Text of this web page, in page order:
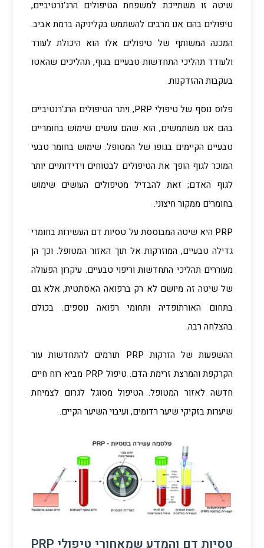
שיטה זו משתייכת למשפחת הטיפולים הרג‘נרטיביים,
טיפולים בהם אנו מרבים להשתמש בקליניקה ברמת אביב.
המכנה המשותף של טיפולים אלו הוא היכולת לעורר
ולעודד תהליכי התחדשות טבעיים בגוף, תהליכים שהאטו
בעקבות ההזדקנות.
פלוס נוסף של טיפולי PRP, ויתר הטיפולים הרג‘רנטיביים
בהם אנו משתמשים, הוא שהם עושים שימוש בחומריים
טבעיים הקיימים בגופו של המטופל. שימוש בחומר טבעי
המוכר לגוף הופך את הטיפולים לבטוחים וידידותיים יותר
לגוף האדם; זאת להבדיל מטיפולים העושים שימוש
בחומרים ממקור חיצוני.
PRP היא שיטה המבוססת על טסיות דם העשירות בחומרי
גדילה טבעיים, המוזרקות אל תוך האזור המטופל. וכך הן
מעוררים תהליכי התחדשות וריפוי טבעיים. עיקרון הפעולה
של שיטה זה מיושם לא רק ברפואה האסתטית, אלא גם
בתחום האורתופדיה ותחומי רפואה נוספים. בכולם
בהצלחה רבה.
ההשפעות של הזרקות PRP תורמים להתחדשות עור
הקרקפת והמרצת זרימת הדם. טיפול PRP מביא רוח חיים
חדשה לאזור המטופל. הטיפול מסוגל לגרום לצמיחת
שיערות בזקיקי שיער רדומים, ועיבוי השיער הקיים.
טסיות דם והמדע שמאחורי טיפולי PRP